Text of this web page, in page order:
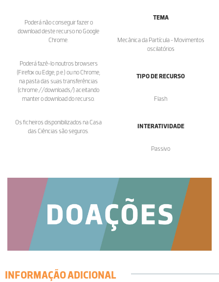
Poderá não conseguir fazer o
download deste recurso no Google
Chrome.
Poderá fazê-lo noutros browsers
(Firefox ou Edge, p.e.) ou no Chrome,
na pasta das suas transferências
(chrome://downloads/) aceitando
manter o download do recurso.
Os ficheiros disponibilizados na Casa
das Ciências são seguros.
TEMA
Mecânica da Partícula - Movimentos
oscilatórios
TIPO DE RECURSO
Flash
INTERATIVIDADE
Passivo
INFORMAÇÃO ADICIONAL